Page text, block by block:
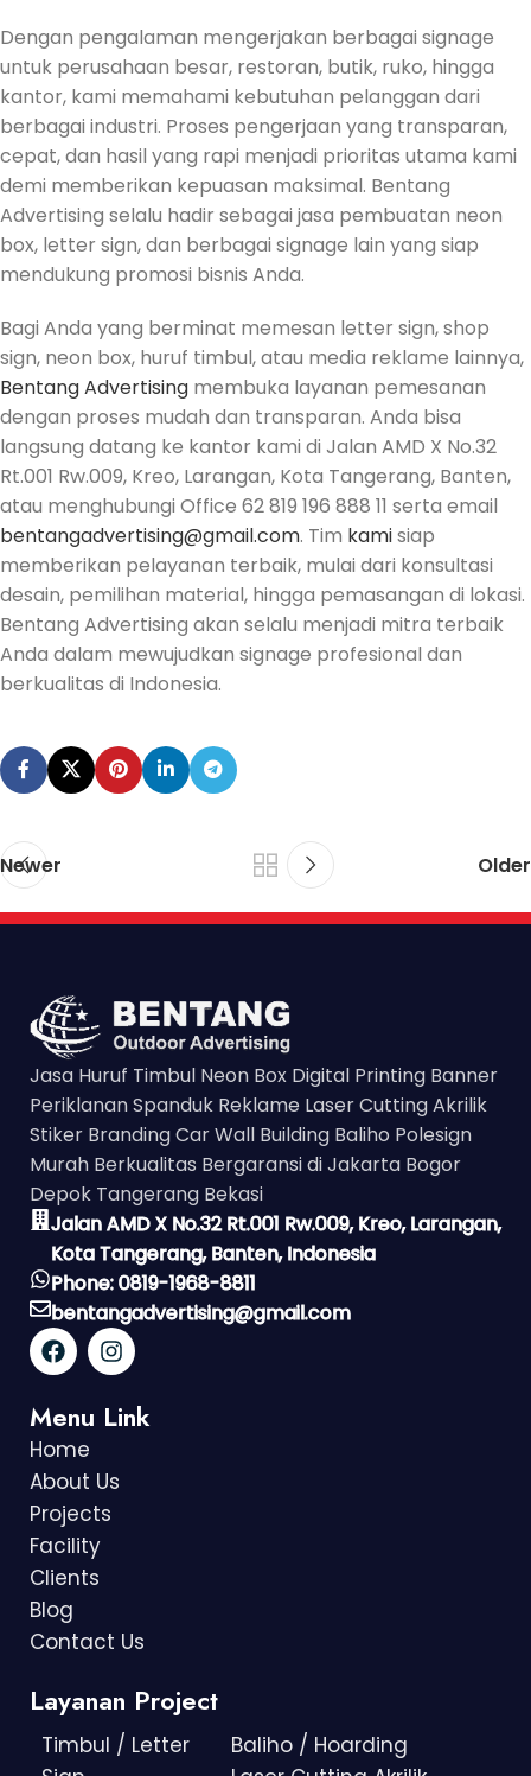
Dengan pengalaman mengerjakan berbagai signage
untuk perusahaan besar, restoran, butik, ruko, hingga
kantor, kami memahami kebutuhan pelanggan dari
berbagai industri. Proses pengerjaan yang transparan,
cepat, dan hasil yang rapi menjadi prioritas utama kami
demi memberikan kepuasan maksimal. Bentang
Advertising selalu hadir sebagai jasa pembuatan neon
box, letter sign, dan berbagai signage lain yang siap
mendukung promosi bisnis Anda.
Bagi Anda yang berminat memesan letter sign, shop
sign, neon box, huruf timbul, atau media reklame lainnya,
Bentang Advertising membuka layanan pemesanan
dengan proses mudah dan transparan. Anda bisa
langsung datang ke kantor kami di Jalan AMD X No.32
Rt.001 Rw.009, Kreo, Larangan, Kota Tangerang, Banten,
atau menghubungi Office 62 819 196 888 11 serta email
bentangadvertising@gmail.com. Tim kamisiap
memberikan pelayanan terbaik, mulai dari konsultasi
desain, pemilihan material, hingga pemasangan di lokasi.
Bentang Advertising akan selalu menjadi mitra terbaik
Anda dalam mewujudkan signage profesional dan
berkualitas di Indonesia.
Newer Older
Jasa Huruf Timbul Neon Box Digital Printing Banner
Periklanan Spanduk Reklame Laser Cutting Akrilik
Stiker Branding Car Wall Building Baliho Polesign
Murah Berkualitas Bergaransi di Jakarta Bogor
Depok Tangerang Bekasi
Jalan AMD X No.32 Rt.001 Rw.009, Kreo, Larangan,
Kota Tangerang, Banten, Indonesia
Phone: 0819-1968-8811
bentangadvertising@gmail.com
Menu Link
Home
About Us
Projects
Facility
Clients
Blog
Contact Us
Layanan Project
Timbul / Letter
Baliho / Hoarding